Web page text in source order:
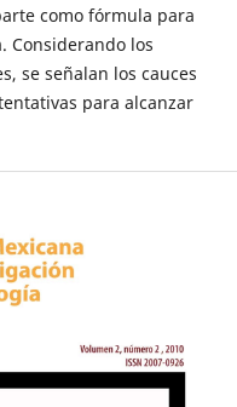
como fórmula para
Considerando los
se señalan los cauces
para alcanzar